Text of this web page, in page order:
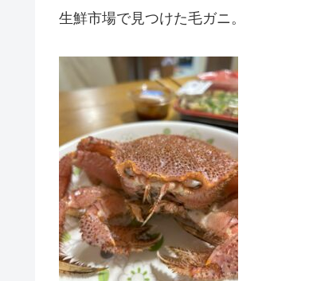
生鮮市場で見つけた毛ガニ。